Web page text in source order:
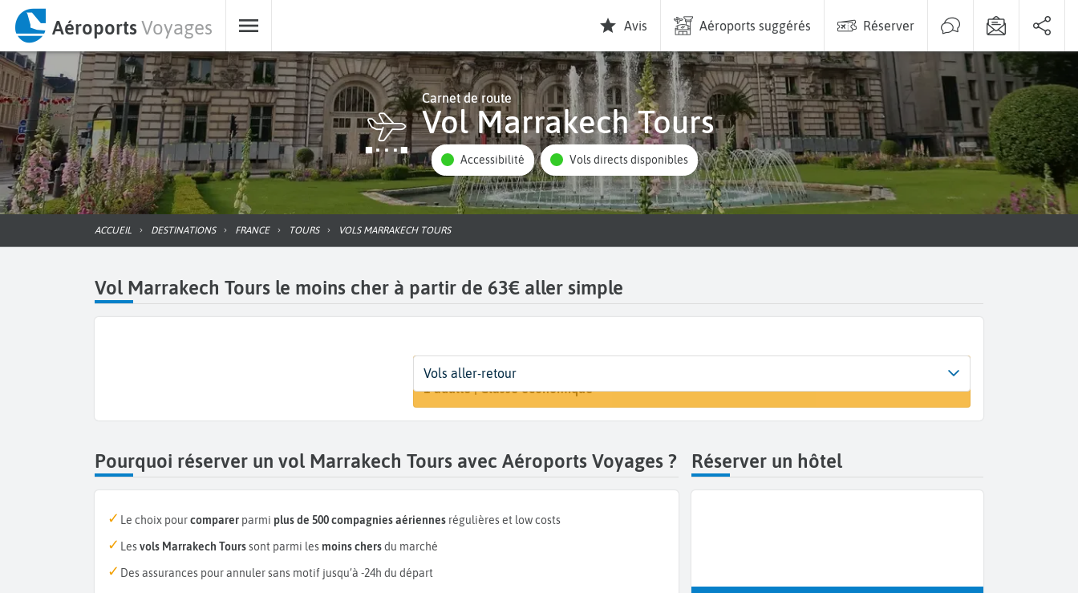
AéroportsVoyages Avis Aéroports suggérés Réserver
Carnet de route
Vol Marrakech Tours
Accessibilité Vols directs disponibles
ACCUEIL DESTINATIONS FRANCE TOURS VOLS MARRAKECH TOURS
Vol Marrakech Tours le moins cher à partir de 63€ aller simple
Départ
Marrakech (RAK) Tours (TUF)
Dates
Dates de votre voyage
Voyageurs | Classe
1 adulte | Classe économique
Vols aller-retour
Pourquoi réserver un vol Marrakech Tours avec Aéroports Voyages ?
Le choix pourcomparer parmi plus de 500 compagnies aériennes régulières et low costs
Lesvols Marrakech Tourssont parmi les moins chersdu marché
Des assurances pour annuler sans motif jusqu’à -24h du départ
Réserver un hôtel